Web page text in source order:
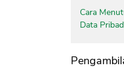
Cara
Data